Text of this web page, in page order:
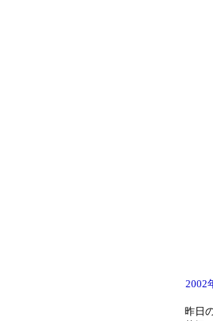
2002
昨日